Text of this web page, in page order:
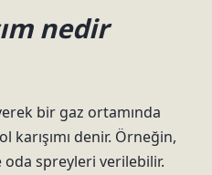
nedir
bir gaz ortamında
karışımı denir. Örneğin,
oda spreyleri verilebilir.